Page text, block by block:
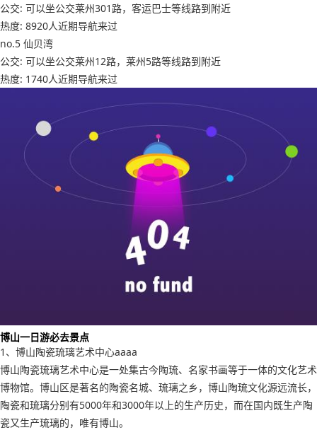
公交: 可以坐公交莱州301路，客运巴士等线路到附近
热度: 8920人近期导航来过
no.5 仙贝湾
公交: 可以坐公交莱州12路，莱州5路等线路到附近
热度: 1740人近期导航来过
博山一日游必去景点
1、博山陶瓷琉璃艺术中心aaaa
博山陶瓷琉璃艺术中心是一处集古今陶琉、名家书画等于一体的文化艺术
博物馆。博山区是著名的陶瓷名城、琉璃之乡，博山陶琉文化源远流长，
陶瓷和琉璃分别有5000年和3000年以上的生产历史，而在国内既生产陶
瓷又生产琉璃的，唯有博山。